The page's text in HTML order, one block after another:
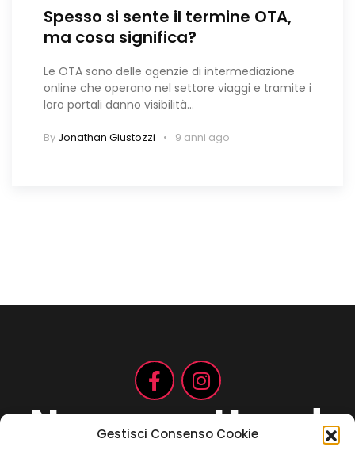
Gestisci Consenso Cookie
Spesso si sente il termine OTA,
ma cosa significa?
Le OTA sono delle agenzie di intermediazione
online che operano nel settore viaggi e tramite i
loro portali danno visibilità…
By Jonathan Giustozzi 9 anni ago
Non aspettare!